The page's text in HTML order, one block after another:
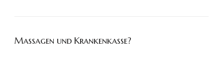
Massagen und Krankenkasse?